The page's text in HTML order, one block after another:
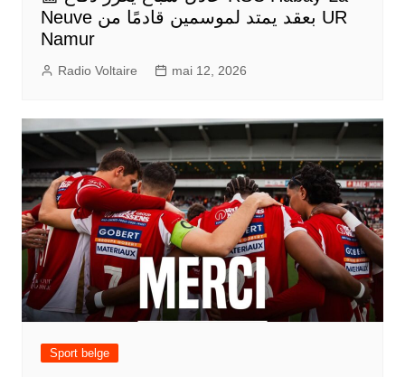
Neuve بعقد يمتد لموسمين قادمًا من UR
Namur
Radio Voltaire mai 12, 2026
Sport belge